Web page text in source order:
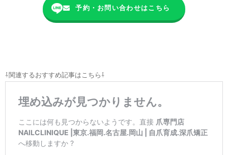
予約・お問い合わせはこちら
⇩関連するおすすめ記事はこちら⇩